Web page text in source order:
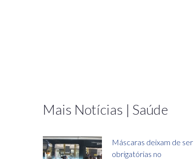
Mais Notícias | Saúde
Máscaras deixam de ser
obrigatórias no